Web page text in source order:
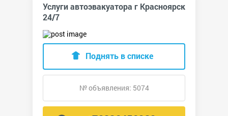
Услуги автоэвакуатора г Красноярск
24/7
Поднять в списке
№ объявления: 5074